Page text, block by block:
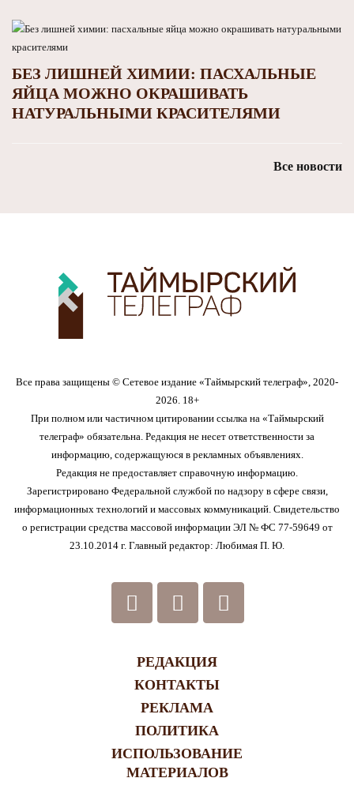
БЕЗ ЛИШНЕЙ ХИМИИ: ПАСХАЛЬНЫЕ
ЯЙЦА МОЖНО ОКРАШИВАТЬ
НАТУРАЛЬНЫМИ КРАСИТЕЛЯМИ
Все новости
Все права защищены © Сетевое издание «Таймырский телеграф», 2020-
2026. 18+
При полном или частичном цитировании ссылка на «Таймырский
телеграф» обязательна. Редакция не несет ответственности за
информацию, содержащуюся в рекламных объявлениях.
Редакция не предоставляет справочную информацию.
Зарегистрировано Федеральной службой по надзору в сфере связи,
информационных технологий и массовых коммуникаций. Свидетельство
о регистрации средства массовой информации ЭЛ № ФС 77-59649 от
23.10.2014 г. Главный редактор: Любимая П. Ю.
РЕДАКЦИЯ
КОНТАКТЫ
РЕКЛАМА
ПОЛИТИКА
ИСПОЛЬЗОВАНИЕ
МАТЕРИАЛОВ